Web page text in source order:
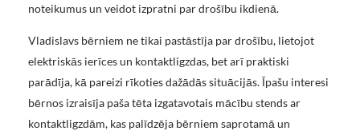
noteikumus un veidot izpratni par drošību ikdienā.
Vladislavs bērniem ne tikai pastāstīja par drošību, lietojot
elektriskās ierīces un kontaktligzdas, bet arī praktiski
parādīja, kā pareizi rīkoties dažādās situācijās. Īpašu interesi
bērnos izraisīja paša tēta izgatavotais mācību stends ar
kontaktligzdām, kas palīdzēja bērniem saprotamā un